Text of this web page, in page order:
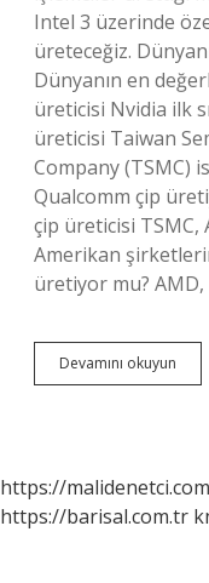
Intel 3 üzerinde
üreteceğiz.
Dünyanın en
üreticisi Nvidia ilk
üreticisi Taiwan
Company (TSMC)
Qualcomm çip
çip üreticisi TSMC,
Amerikan
üretiyor mu? AMD,
Devamını okuyun
https://malidenetci.com
https://barisal.com.tr